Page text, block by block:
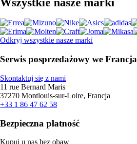
Odkryj wszystkie nasze marki
Serwis posprzedażowy we Francja
Skontaktuj się z nami
11 rue Bernard Maris
37270 Montlouis-sur-Loire, Francja
+33 1 86 47 62 58
Bezpieczna płatność
Kupuj u nas bez obaw